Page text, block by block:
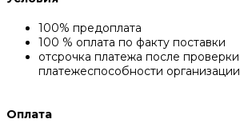
100% предоплата
100 % оплата по факту поставки
отсрочка платежа после проверки
платежеспособности организации
Оплата